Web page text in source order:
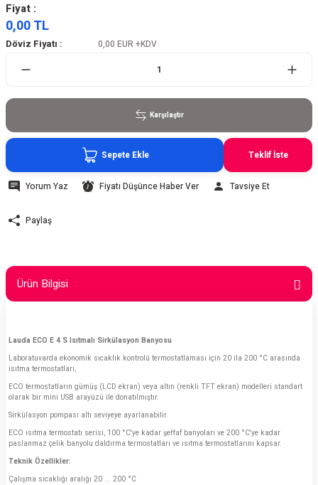
Fiyat :
0,00 TL
Döviz Fiyatı : 0,00 EUR +KDV
Karşılaştır
Sepete Ekle Teklif İste
Yorum Yaz Fiyatı Düşünce Haber Ver Tavsiye Et
Paylaş
Ürün Bilgisi
Lauda ECO E 4 S Isıtmalı Sirkülasyon Banyosu
Laboratuvarda ekonomik sıcaklık kontrolü termostatlaması için 20 ila 200 °C arasında
ısıtma termostatları,
ECO termostatların gümüş (LCD ekran) veya altın (renkli TFT ekran) modelleri standart
olarak bir mini USB arayüzü ile donatılmıştır.
Sirkülasyon pompası altı seviyeye ayarlanabilir.
ECO ısıtma termostatı serisi, 100 °C'ye kadar şeffaf banyoları ve 200 °C'ye kadar
paslanmaz çelik banyolu daldırma termostatları ve ısıtma termostatlarını kapsar.
Teknik Özellikler:
Çalışma sıcaklığı aralığı 20 ... 200 °C